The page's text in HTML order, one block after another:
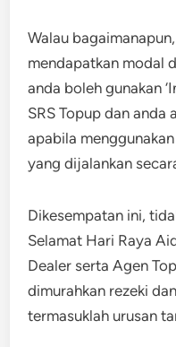
Walau
mendapatkan modal
anda boleh gunakan
SRS Topup dan anda
apabila
yang dijalankan
Dikesempatan ini,
Selamat Hari Raya
Dealer serta Agen
dimurahkan rezeki
termasuklah urusan